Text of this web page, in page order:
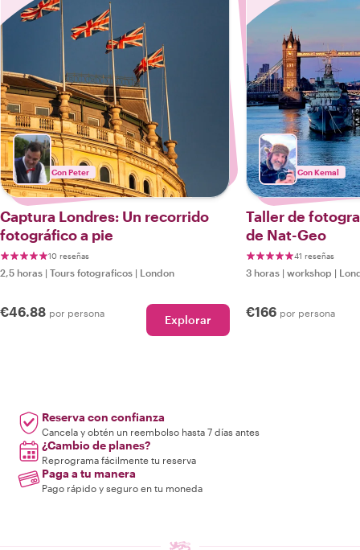
Con Peter
Captura Londres: Un recorrido
fotográfico a pie
10 reseñas
2,5 horas | Tours fotograficos | London
€46.88 por persona Explorar
Con Kemal
Taller de
de Nat-Geo
41 reseñas
3 horas | workshop |
€166 por persona
Reserva con confianza
Cancela y obtén un reembolso hasta 7 días antes
¿Cambio de planes?
Reprograma fácilmente tu reserva
Paga a tu manera
Pago rápido y seguro en tu moneda